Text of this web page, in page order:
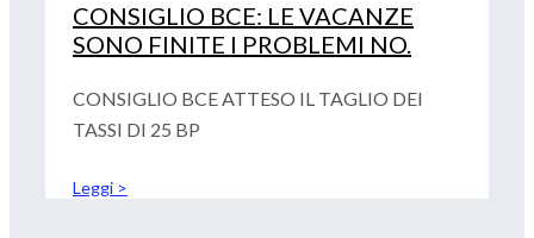
CONSIGLIO BCE: LE VACANZE
SONO FINITE I PROBLEMI NO.
CONSIGLIO BCE ATTESO IL TAGLIO DEI
TASSI DI 25 BP
Leggi >